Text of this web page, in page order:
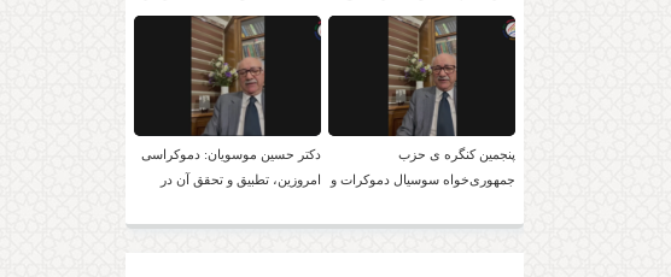
موسویان
امور داخلی بر نمی تابید.
پنجمین کنگره ی حزب
جمهوری‌خواه سوسیال دموکرات و
دکتر حسین موسویان: دموکراسی
امروزین، تطبیق و تحقق آن در